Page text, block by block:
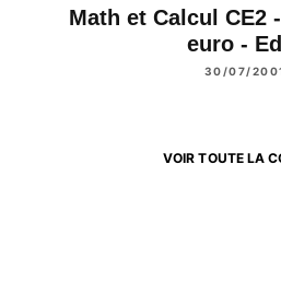
Math et Calcul CE2
euro -
30/07/
VOIR TOUTE LA